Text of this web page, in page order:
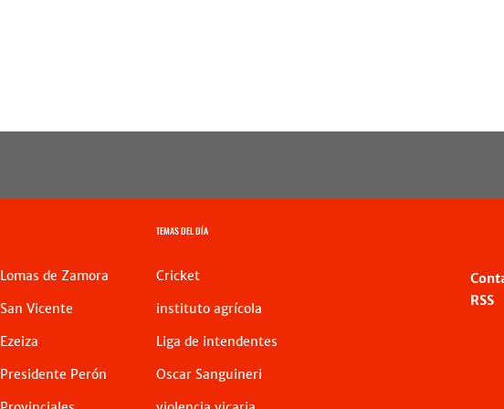
Lomas de Zamora
San Vicente
Ezeiza
Presidente Perón
TEMAS DEL DÍA
Cricket
instituto agrícola
Liga de intendentes
Oscar Sanguineri
RSS